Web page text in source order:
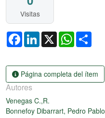
Visitas
FacebookLinkedIn
X WhatsApp
Página completa del ítem
Autores
Venegas C.,R.
Bonnefoy Dibarrart, Pedro Pablo